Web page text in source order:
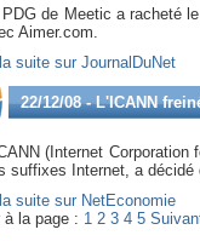
PDG de Meetic a racheté
Aimer.com.
suite sur JournalDuNet
22/12/08 - L'ICANN
(Internet
suffixes Internet, a décidé
suite sur NetEconomie
à la page : 1 2 3 4 5